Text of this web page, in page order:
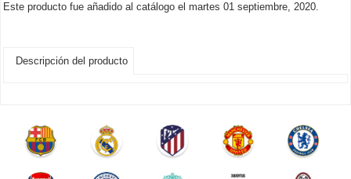
Este producto fue añadido al catálogo el martes 01 septiembre, 2020.
Descripción del producto